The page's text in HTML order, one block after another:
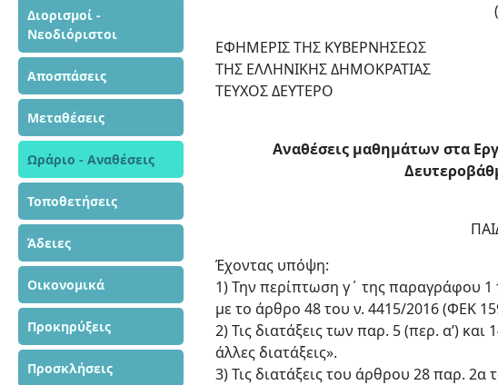
Διορισμοί -
Νεοδιόριστοι
Αποσπάσεις
Μεταθέσεις
Ωράριο - Αναθέσεις
Τοποθετήσεις
Άδειες
Οικονομικά
Προκηρύξεις
Προσκλήσεις
ΕΦΗΜΕΡΙΣ ΤΗΣ ΚΥΒΕΡΝΗΣΕΩΣ
ΤΗΣ ΕΛΛΗΝΙΚΗΣ ΔΗΜΟΚΡΑΤΙΑΣ
ΤΕΥΧΟΣ ΔΕΥΤΕΡΟ
Αναθέσεις μαθημάτων στα
Έχοντας υπόψη:
1) Την περίπτωση γ΄ της παραγράφου 1
με το άρθρο 48 του ν. 4415/2016 (ΦΕΚ
2) Τις διατάξεις των παρ. 5 (περ. α’)
άλλες διατάξεις».
3) Τις διατάξεις του άρθρου 28 παρ.